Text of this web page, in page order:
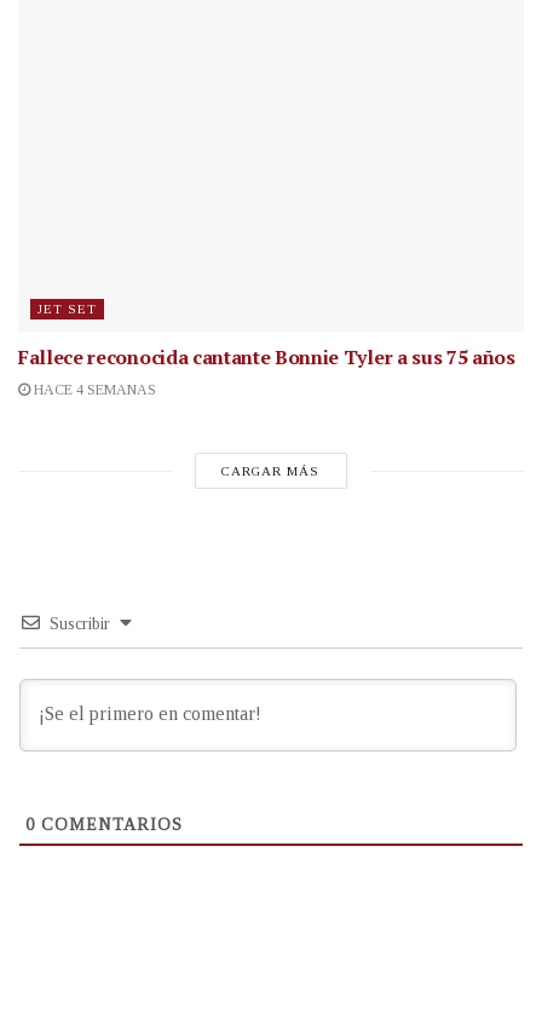
JET SET
Fallece reconocida cantanteBonnie Tyler a sus 75 años
HACE 4 SEMANAS
CARGAR MÁS
Suscribir
0 COMENTARIOS